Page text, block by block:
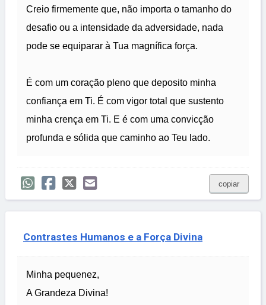
Creio firmemente que, não importa o tamanho do
desafio ou a intensidade da adversidade, nada
pode se equiparar à Tua magnífica força.
É com um coração pleno que deposito minha
confiança em Ti. É com vigor total que sustento
minha crença em Ti. E é com uma convicção
profunda e sólida que caminho ao Teu lado.
copiar
Contrastes Humanos e a Força Divina
Minha pequenez,
A Grandeza Divina!